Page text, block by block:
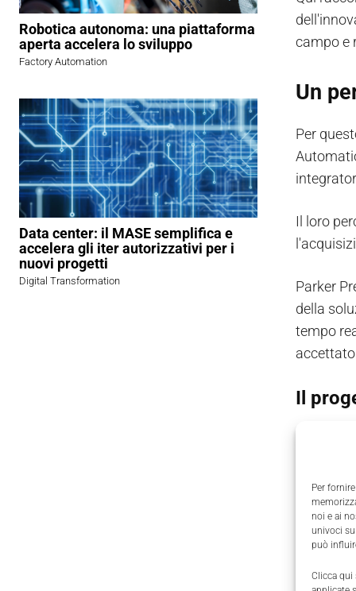
Per
noi e ai
univoci
può
Clicca qui
Robotica autonoma: una piattaforma
aperta accelera lo sviluppo
Factory Automation
Data center: il MASE semplifica e
accelera gli iter autorizzativi per i
nuovi progetti
Digital Transformation
campo e
Un
Per
Il loro
Parker
della
tempo
Il
Dato
island il
lavoro.
Ad